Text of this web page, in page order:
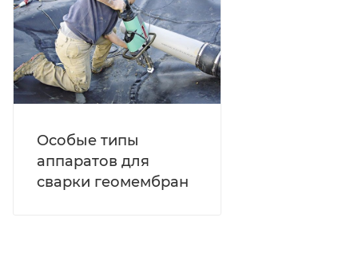
Особые типы
аппаратов для
сварки геомембран